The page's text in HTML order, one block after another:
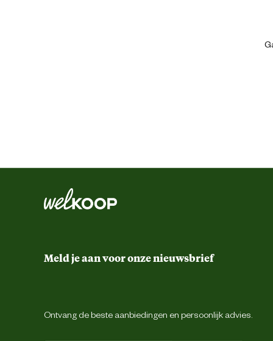
Biologisch
Meld je aan voor onze nieuwsbrief
Ontvang de beste aanbiedingen en persoonlijk advies.